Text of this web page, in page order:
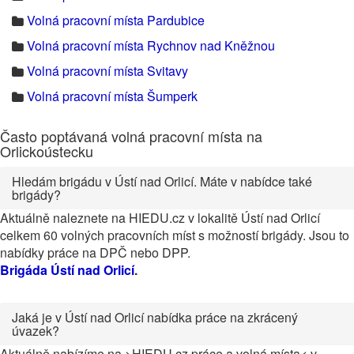
Volná pracovní místa Pardubice
Volná pracovní místa Rychnov nad Kněžnou
Volná pracovní místa Svitavy
Volná pracovní místa Šumperk
Často poptávaná volná pracovní místa na
Orlickoústecku
Hledám brigádu v Ústí nad Orlicí. Máte v nabídce také
brigády?
Aktuálně naleznete na HIEDU.cz v lokalitě Ústí nad Orlicí
celkem 60 volných pracovních míst s možností brigády. Jsou to
nabídky práce na DPČ nebo DPP.
Brigáda Ústí nad Orlicí.
Jaká je v Ústí nad Orlicí nabídka práce na zkrácený
úvazek?